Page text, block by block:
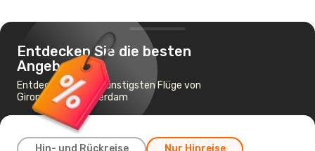
Entdecken Sie die besten
Angebote
Entdecken Sie die günstigsten Flüge von
Girona nach Amsterdam
Hin- und Rückreise Nur Hinreise